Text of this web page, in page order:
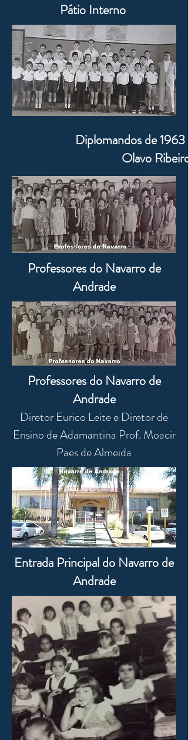
Pátio Interno
Diplomandos de 1963
Olavo Ribeiro
Professores do Navarro de
Andrade
Professores do Navarro de
Andrade
Diretor Eurico Leite e Diretor de
Ensino de Adamantina Prof. Moacir
Paes de Almeida
Entrada Principal do Navarro de
Andrade